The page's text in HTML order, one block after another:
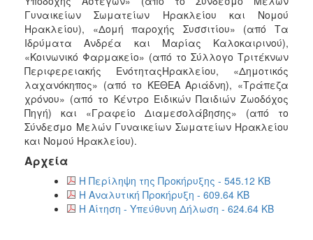
Γυναικείων Σωματείων Ηρακλείου και Νομού
Ηρακλείου), «Δομή παροχής Συσσιτίου» (από Τα
Ιδρύματα Ανδρέα και Μαρίας Καλοκαιρινού),
«Κοινωνικό Φαρμακείο» (από το Σύλλογο Τριτέκνων
Περιφερειακής ΕνότηταςΗρακλείου, «Δημοτικός
λαχανόκηπος» (από το ΚΕΘΕΑ Αριάδνη), «Τράπεζα
χρόνου» (από το Κέντρο Ειδικών Παιδιών Ζωοδόχος
Πηγή) και «Γραφείο Διαμεσολάβησης» (από το
Σύνδεσμο Μελών Γυναικείων Σωματείων Ηρακλείου
και Νομού Ηρακλείου).
Αρχεία
Η Περίληψη της Προκήρυξης - 545.12 KB
Η Αναλυτική Προκήρυξη - 609.64 KB
Η Αίτηση - Υπεύθυνη Δήλωση - 624.64 KB